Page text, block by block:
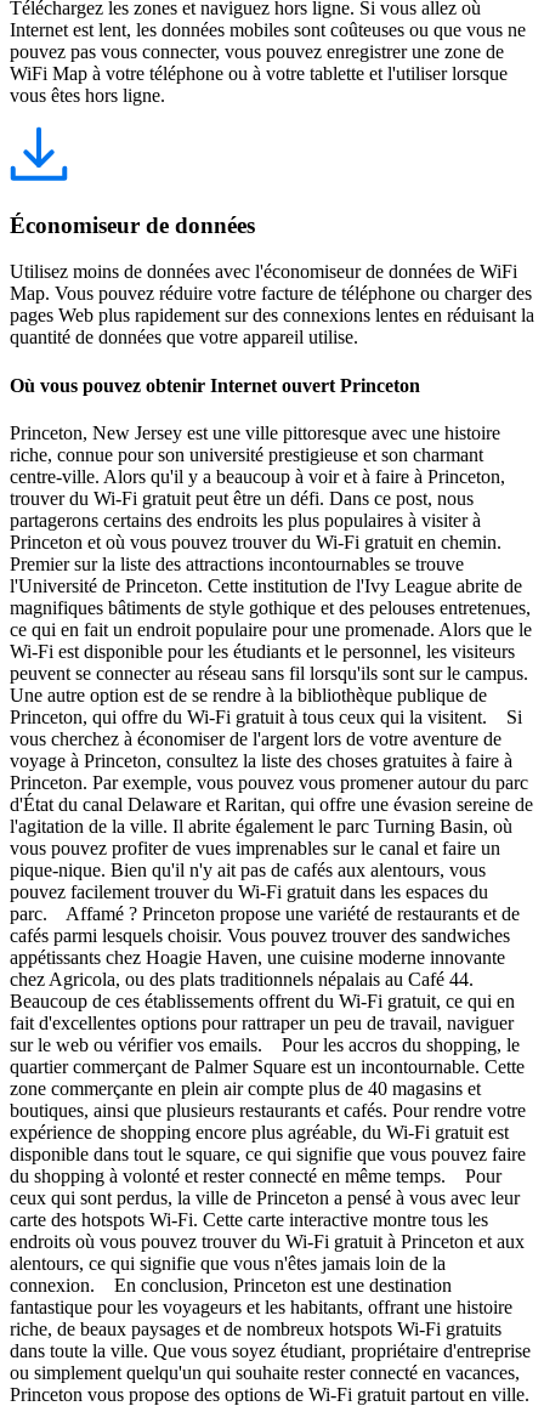
Téléchargez les zones et naviguez hors ligne. Si vous allez où
Internet est lent, les données mobiles sont coûteuses ou que vous ne
pouvez pas vous connecter, vous pouvez enregistrer une zone de
WiFi Map à votre téléphone ou à votre tablette et l'utiliser lorsque
vous êtes hors ligne.
Économiseur de données
Utilisez moins de données avec l'économiseur de données de WiFi
Map. Vous pouvez réduire votre facture de téléphone ou charger des
pages Web plus rapidement sur des connexions lentes en réduisant la
quantité de données que votre appareil utilise.
Où vous pouvez obtenir Internet ouvert Princeton
Princeton, New Jersey est une ville pittoresque avec une histoire
riche, connue pour son université prestigieuse et son charmant
centre-ville. Alors qu'il y a beaucoup à voir et à faire à Princeton,
trouver du Wi-Fi gratuit peut être un défi. Dans ce post, nous
partagerons certains des endroits les plus populaires à visiter à
Princeton et où vous pouvez trouver du Wi-Fi gratuit en chemin.
Premier sur la liste des attractions incontournables se trouve
l'Université de Princeton. Cette institution de l'Ivy League abrite de
magnifiques bâtiments de style gothique et des pelouses entretenues,
ce qui en fait un endroit populaire pour une promenade. Alors que le
Wi-Fi est disponible pour les étudiants et le personnel, les visiteurs
peuvent se connecter au réseau sans fil lorsqu'ils sont sur le campus.
Une autre option est de se rendre à la bibliothèque publique de
Princeton, qui offre du Wi-Fi gratuit à tous ceux qui la visitent. Si
vous cherchez à économiser de l'argent lors de votre aventure de
voyage à Princeton, consultez la liste des choses gratuites à faire à
Princeton. Par exemple, vous pouvez vous promener autour du parc
d'État du canal Delaware et Raritan, qui offre une évasion sereine de
l'agitation de la ville. Il abrite également le parc Turning Basin, où
vous pouvez profiter de vues imprenables sur le canal et faire un
pique-nique. Bien qu'il n'y ait pas de cafés aux alentours, vous
pouvez facilement trouver du Wi-Fi gratuit dans les espaces du
parc. Affamé ? Princeton propose une variété de restaurants et de
cafés parmi lesquels choisir. Vous pouvez trouver des sandwiches
appétissants chez Hoagie Haven, une cuisine moderne innovante
chez Agricola, ou des plats traditionnels népalais au Café 44.
Beaucoup de ces établissements offrent du Wi-Fi gratuit, ce qui en
fait d'excellentes options pour rattraper un peu de travail, naviguer
sur le web ou vérifier vos emails. Pour les accros du shopping, le
quartier commerçant de Palmer Square est un incontournable. Cette
zone commerçante en plein air compte plus de 40 magasins et
boutiques, ainsi que plusieurs restaurants et cafés. Pour rendre votre
expérience de shopping encore plus agréable, du Wi-Fi gratuit est
disponible dans tout le square, ce qui signifie que vous pouvez faire
du shopping à volonté et rester connecté en même temps. Pour
ceux qui sont perdus, la ville de Princeton a pensé à vous avec leur
carte des hotspots Wi-Fi. Cette carte interactive montre tous les
endroits où vous pouvez trouver du Wi-Fi gratuit à Princeton et aux
alentours, ce qui signifie que vous n'êtes jamais loin de la
connexion. En conclusion, Princeton est une destination
fantastique pour les voyageurs et les habitants, offrant une histoire
riche, de beaux paysages et de nombreux hotspots Wi-Fi gratuits
dans toute la ville. Que vous soyez étudiant, propriétaire d'entreprise
ou simplement quelqu'un qui souhaite rester connecté en vacances,
Princeton vous propose des options de Wi-Fi gratuit partout en ville.